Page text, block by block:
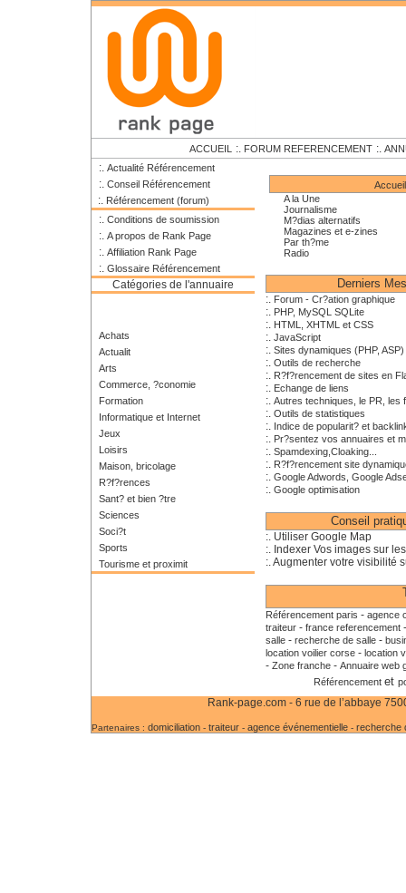
ACCUEIL :. FORUM REFERENCEMENT :.
:. Actualité Référencement
:. Conseil Référencement
:. Référencement (forum)
:. Conditions de soumission
:. A propos de Rank Page
:. Affiliation Rank Page
:. Glossaire Référencement
Catégories de l'annuaire
Achats
Actualit
Arts
Commerce, ?conomie
Formation
Informatique et Internet
Jeux
Loisirs
Maison, bricolage
R?f?rences
Sant? et bien ?tre
Sciences
Soci?t
Sports
Tourisme et proximit
Accueil
A la Une
Journalisme
M?dias alternatifs
Magazines et e-zines
Par th?me
Radio
Derniers
:. Forum - Cr?ation graphique
:. PHP, MySQL SQLite
:. HTML, XHTML et CSS
:. JavaScript
:. Sites dynamiques (PHP, ASP)
:. Outils de recherche
:. R?f?rencement de sites en
:. Echange de liens
:. Autres techniques, le PR, les
:. Outils de statistiques
:. Indice de popularit? et
:. Pr?sentez vos annuaires et
:. Spamdexing,Cloaking...
:. R?f?rencement site
:. Google Adwords, Google
:. Google optimisation
Conseil
:. Utiliser Google Map
:. Indexer Vos images sur
:. Augmenter votre visibilité
Référencement paris - agence
traiteur - france referencement
salle - recherche de salle -
location voilier corse - location
- Zone franche - Annuaire web
Référencement et
Rank-page.com - 6 rue de l’abbaye
Partenaires : domiciliation - traiteur - agence événementielle - recherche